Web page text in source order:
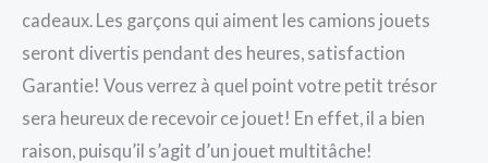
cadeaux. Les garçons qui aiment les camions jouets
seront divertis pendant des heures, satisfaction
Garantie! Vous verrez à quel point votre petit trésor
sera heureux de recevoir ce jouet! En effet, il a bien
raison, puisqu’il s’agit d’un jouet multitâche!